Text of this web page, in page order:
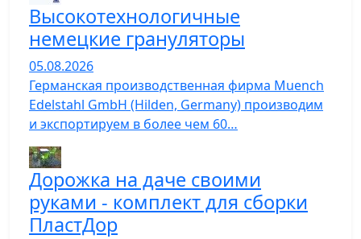
Высокотехнологичные
немецкие грануляторы
05.08.2026
Германская производственная фирма Muench
Edelstahl GmbH (Hilden, Germany) производим
и экспортируем в более чем 60…
Дорожка на даче своими
руками - комплект для сборки
ПластДор